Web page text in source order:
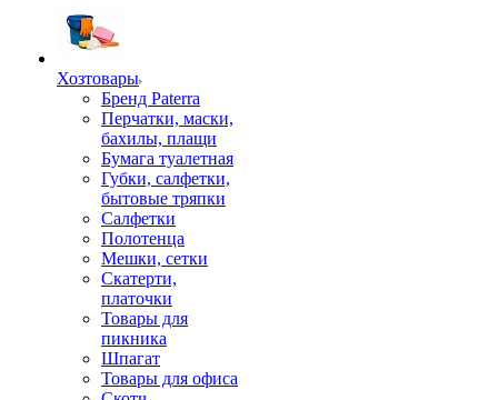
Хозтовары
Бренд Paterra
Перчатки, маски,
бахилы, плащи
Бумага туалетная
Губки, салфетки,
бытовые тряпки
Салфетки
Полотенца
Мешки, сетки
Скатерти,
платочки
Товары для
пикника
Шпагат
Товары для офиса